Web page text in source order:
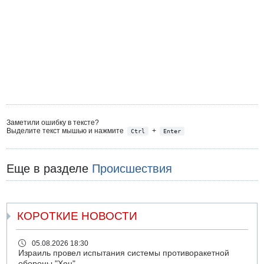
Заметили ошибку в тексте?
Выделите текст мышью и нажмите
Ctrl + Enter
Еще в разделе Происшествия
КОРОТКИЕ НОВОСТИ
05.08.2026 18:30
Израиль провел испытания системы противоракетной